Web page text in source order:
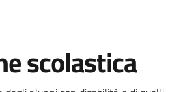
scolastica